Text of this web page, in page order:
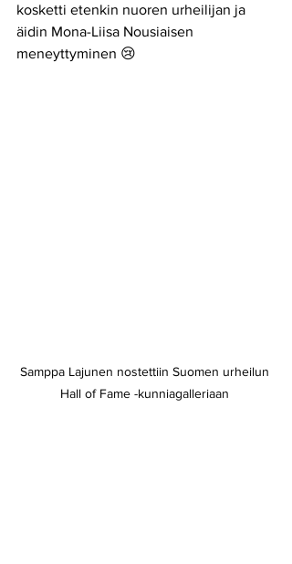
kosketti etenkin nuoren urheilijan ja
äidin Mona-Liisa Nousiaisen
meneyttyminen 😢
Samppa Lajunen nostettiin Suomen urheilun
Hall of Fame -kunniagalleriaan